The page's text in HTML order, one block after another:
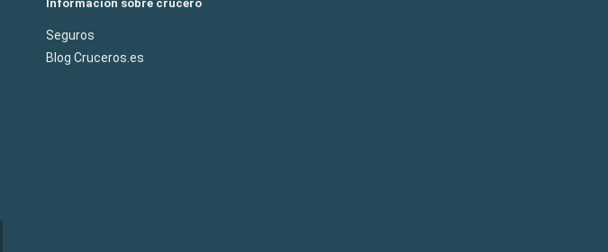
Información sobre crucero
Seguros
Blog Cruceros.es